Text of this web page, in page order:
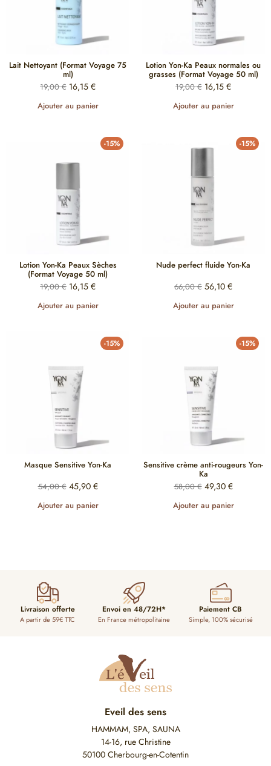
Lait Nettoyant (Format Voyage 75
ml)
19,00€ 16,15 €
Ajouter au panier
Lotion Yon-Ka Peaux normales ou
grasses (Format Voyage 50 ml)
19,00€ 16,15 €
Ajouter au panier
-15%
Lotion Yon-Ka Peaux Sèches
(Format Voyage 50 ml)
19,00€ 16,15 €
Ajouter au panier
-15%
Nude perfect fluide Yon-Ka
66,00€ 56,10 €
Ajouter au panier
-15%
Masque Sensitive Yon-Ka
54,00€ 45,90 €
Ajouter au panier
-15%
Sensitive crème anti-rougeurs Yon-
Ka
58,00€ 49,30 €
Ajouter au panier
Livraison offerte
A partir de 59€ TTC
Envoi en 48/72H*
En France métropolitaine
Paiement CB
Simple, 100% sécurisé
Eveil des sens
HAMMAM, SPA, SAUNA
14-16, rue Christine
50100 Cherbourg-en-Cotentin